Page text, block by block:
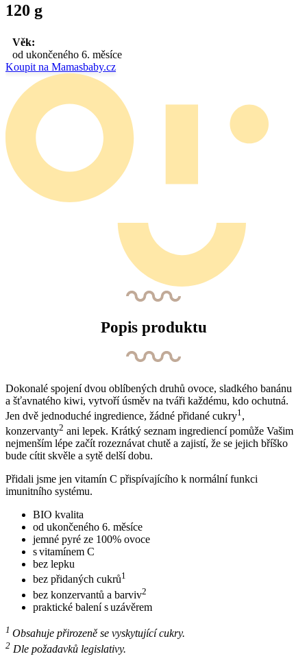
120 g
Věk:
od ukončeného 6. měsíce
Koupit na Mamasbaby.cz
Popis produktu
Dokonalé spojení dvou oblíbených druhů ovoce, sladkého banánu
a šťavnatého kiwi, vytvoří úsměv na tváři každému, kdo ochutná.
Jen dvě jednoduché ingredience, žádné přidané cukry1 ,
konzervanty2 ani lepek. Krátký seznam ingrediencí pomůže Vašim
nejmenším lépe začít rozeznávat chutě a zajistí, že se jejich bříško
bude cítit skvěle a sytě delší dobu.
Přidali jsme jen vitamín C přispívajícího k normální funkci
imunitního systému.
BIO kvalita
od ukončeného 6. měsíce
jemné pyré ze 100% ovoce
s vitamínem C
bez lepku
bez přidaných cukrů1
bez konzervantů a barviv2
praktické balení s uzávěrem
1 Obsahuje přirozeně se vyskytující cukry.
2 Dle požadavků legislativy.